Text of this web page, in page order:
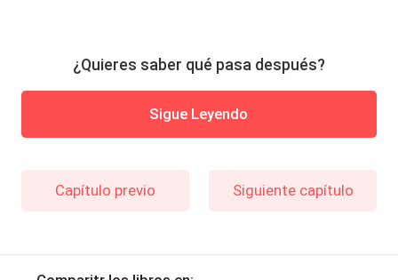
¿Quieres saber qué pasa después?
Sigue Leyendo
Capítulo previo Siguiente capítulo